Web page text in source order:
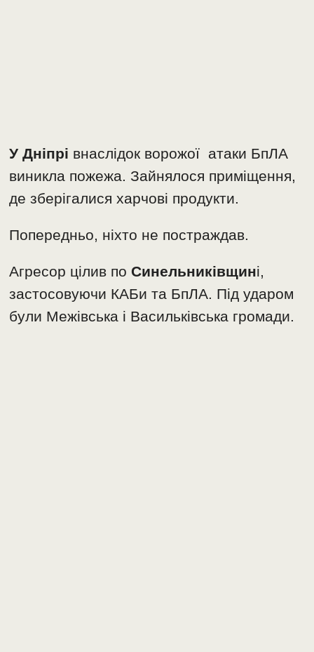
У Дніпрі внаслідок ворожої атаки БпЛА
виникла пожежа. Зайнялося приміщення,
де зберігалися харчові продукти.
Попередньо, ніхто не постраждав.
Агресор цілив по Синельниківщині,
застосовуючи КАБи та БпЛА. Під ударом
були Межівська і Васильківська громади.